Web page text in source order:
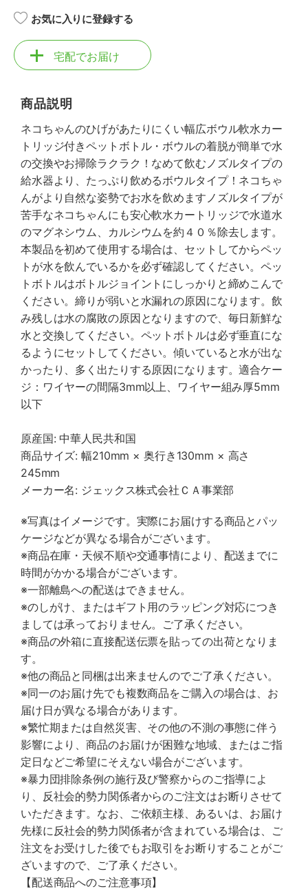
お気に入りに登録する
宅配でお届け
商品説明
ネコちゃんのひげがあたりにくい幅広ボウル軟水カー
トリッジ付きペットボトル・ボウルの着脱が簡単で水
の交換やお掃除ラクラク！なめて飲むノズルタイプの
給水器より、たっぷり飲めるボウルタイプ！ネコちゃ
んがより自然な姿勢でお水を飲めますノズルタイプが
苦手なネコちゃんにも安心軟水カートリッジで水道水
のマグネシウム、カルシウムを約４０％除去します。
本製品を初めて使用する場合は、セットしてからペッ
トが水を飲んでいるかを必ず確認してください。ペッ
トボトルはボトルジョイントにしっかりと締めこんで
ください。締りが弱いと水漏れの原因になります。飲
み残しは水の腐敗の原因となりますので、毎日新鮮な
水と交換してください。ペットボトルは必ず垂直にな
るようにセットしてください。傾いていると水が出な
かったり、多く出たりする原因になります。適合ケー
ジ：ワイヤーの間隔3mm以上、ワイヤー組み厚5mm
以下
原産国: 中華人民共和国
商品サイズ: 幅210mm × 奥行き130mm × 高さ
245mm
メーカー名: ジェックス株式会社ＣＡ事業部
※写真はイメージです。実際にお届けする商品とパッ
ケージなどが異なる場合がございます。
※商品在庫・天候不順や交通事情により、配送までに
時間がかかる場合がございます。
※一部離島への配送はできません。
※のしがけ、またはギフト用のラッピング対応につき
ましては承っておりません。ご了承ください。
※商品の外箱に直接配送伝票を貼っての出荷となりま
す。
※他の商品と同梱は出来ませんのでご了承ください。
※同一のお届け先でも複数商品をご購入の場合は、お
届け日が異なる場合があります。
※繁忙期または自然災害、その他の不測の事態に伴う
影響により、商品のお届けが困難な地域、またはご指
定日などご希望にそえない場合がございます。
※暴力団排除条例の施行及び警察からのご指導によ
り、反社会的勢力関係者からのご注文はお断りさせて
いただきます。なお、ご依頼主様、あるいは、お届け
先様に反社会的勢力関係者が含まれている場合は、ご
注文をお受けした後でもお取引をお断りすることがご
ざいますので、ご了承ください。
【配送商品へのご注意事項】